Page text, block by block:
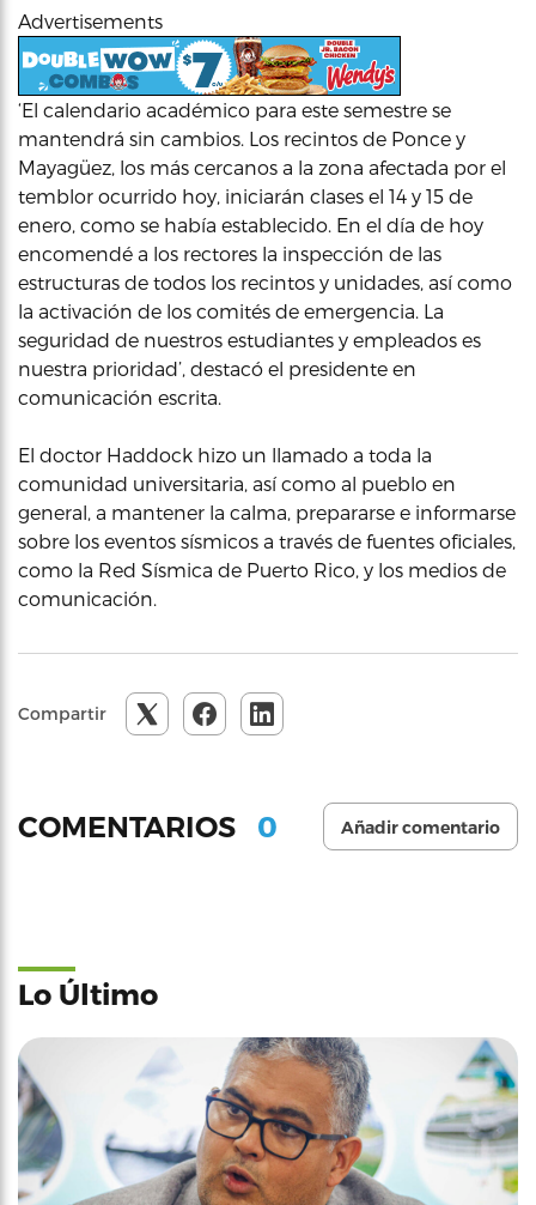
Advertisements
‘El calendario académico para este semestre se
mantendrá sin cambios. Los recintos de Ponce y
Mayagüez, los más cercanos a la zona afectada por el
temblor ocurrido hoy, iniciarán clases el 14 y 15 de
enero, como se había establecido. En el día de hoy
encomendé a los rectores la inspección de las
estructuras de todos los recintos y unidades, así como
la activación de los comités de emergencia. La
seguridad de nuestros estudiantes y empleados es
nuestra prioridad’, destacó el presidente en
comunicación escrita.
El doctor Haddock hizo un llamado a toda la
comunidad universitaria, así como al pueblo en
general, a mantener la calma, prepararse e informarse
sobre los eventos sísmicos a través de fuentes oficiales,
como la Red Sísmica de Puerto Rico, y los medios de
comunicación.
Compartir
COMENTARIOS 0 Añadir comentario
Lo Último